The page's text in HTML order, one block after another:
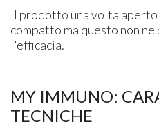
Il prodotto una volta
compatto ma questo non
l'efficacia.
MY IMMUNO:
TECNICHE